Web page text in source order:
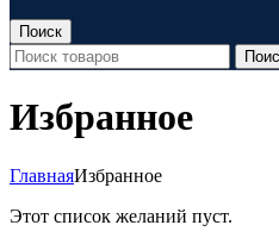
Поиск
Избранное
ГлавнаяИзбранное
Этот список желаний пуст.